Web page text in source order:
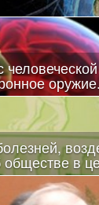
оружие.
в